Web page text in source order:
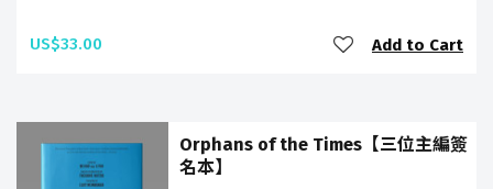
US$33.00 Add to Cart
Orphans of the Times【三位主編簽
名本】